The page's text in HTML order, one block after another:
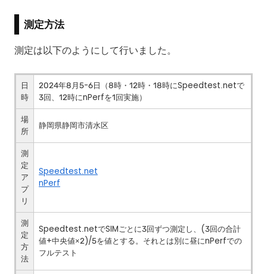
測定方法
測定は以下のようにして行いました。
日
時
2024年8月5-6日（8時・12時・18時にSpeedtest.netで
3回、12時にnPerfを1回実施）
場
所
静岡県静岡市清水区
測
定
ア
プ
リ
Speedtest.net
nPerf
測
定
方
法
Speedtest.netでSIMごとに3回ずつ測定し、(3回の合計
値+中央値×2)/5を値とする。それとは別に昼にnPerfでの
フルテスト